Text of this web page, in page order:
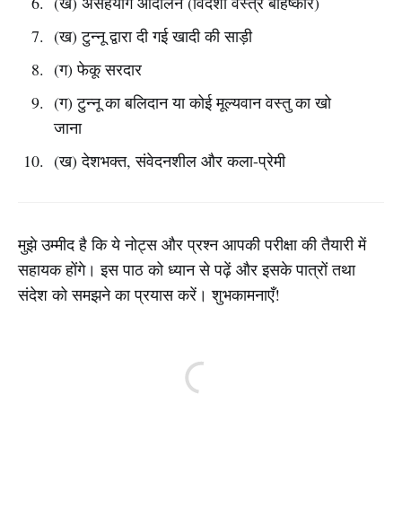
(ख) टुन्नू द्वारा दी गई खादी की साड़ी
(ग) फेकू सरदार
(ग) टुन्नू का बलिदान या कोई मूल्यवान वस्तु का खो
जाना
(ख) देशभक्त, संवेदनशील और कला-प्रेमी
मुझे उम्मीद है कि ये नोट्स और प्रश्न आपकी परीक्षा की तैयारी में
सहायक होंगे। इस पाठ को ध्यान से पढ़ें और इसके पात्रों तथा
संदेश को समझने का प्रयास करें। शुभकामनाएँ!